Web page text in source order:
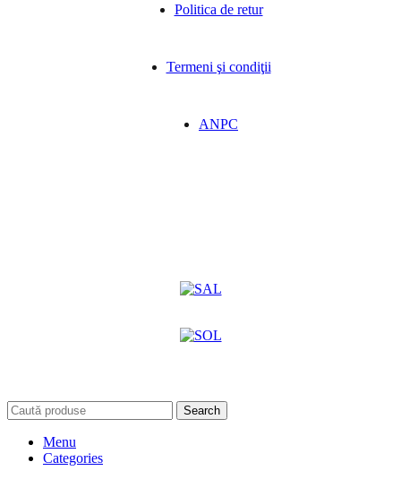
Politica de retur
Termeni şi condiţii
ANPC
Search
Menu
Categories